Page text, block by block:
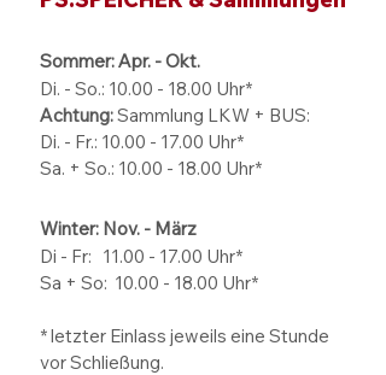
Set aus Grundstiften mit
PS.SPEICHER Motiv
Notizbuch mit PS.SPEICHER
Branding
kindgerecht, kreativ & lehrreich
exklusiv im PS.SPEICHER
Onlineshop
Entdeckerinnen und Entdecker
Sommer: Apr. - Okt.
Di. - So.: 10.00 - 18.00 Uhr*
Achtung:Sammlung LKW + BUS:
Di. - Fr.: 10.00 - 17.00 Uhr*
Sa. + So.: 10.00 - 18.00 Uhr*
Winter: Nov. - März
Di - Fr: 11.00 - 17.00 Uhr*
Sa + So: 10.00 - 18.00 Uhr*
* letzter Einlass jeweils eine Stunde
vor Schließung.